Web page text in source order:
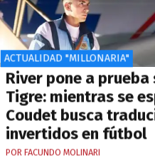
ACTUALIDAD "MILLONARIA"
River pone a
Tigre: mientras se
Coudet busca
invertidos en fútbol
POR FACUNDO MOLINARI